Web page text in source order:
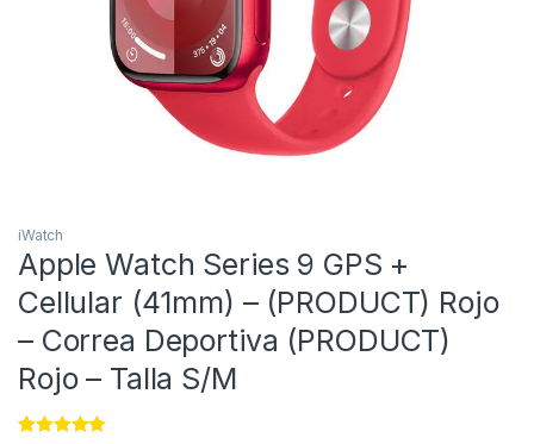
iWatch
Apple Watch Series 9 GPS +
Cellular (41mm) – (PRODUCT) Rojo
– Correa Deportiva (PRODUCT)
Rojo – Talla S/M